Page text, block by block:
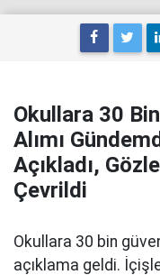
Okullara 30
Alımı
Açıkladı,
Çevrildi
Okullara 30 bin
açıklama geldi.